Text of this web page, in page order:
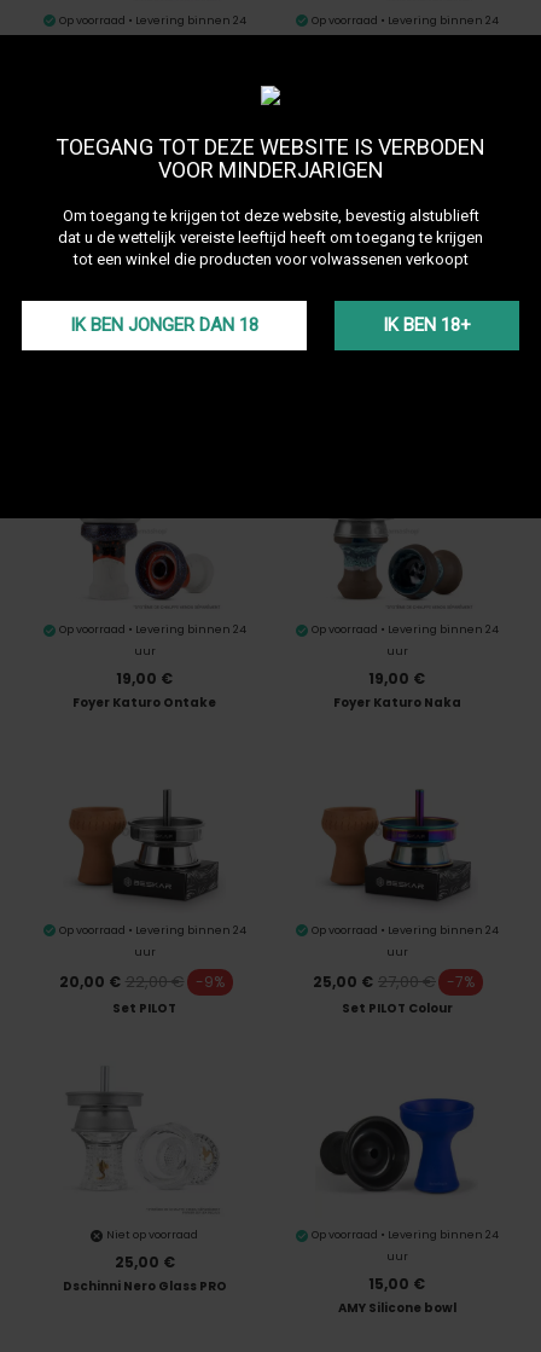
TOEGANG TOT DEZE WEBSITE IS VERBODEN
VOOR MINDERJARIGEN
Om toegang te krijgen tot deze website, bevestig alstublieft
dat u de wettelijk vereiste leeftijd heeft om toegang te krijgen
tot een winkel die producten voor volwassenen verkoopt
IK BEN JONGER DAN 18 IK BEN 18+
Op voorraad • Levering binnen 24
Op voorraad • Levering binnen 24
Op voorraad • Levering binnen 24
Op voorraad • Levering binnen 24
Op voorraad • Levering binnen 24
uur
19,00 €
Foyer Katuro Ontake
Op voorraad • Levering binnen 24
uur
19,00 €
Foyer Katuro Naka
Op voorraad • Levering binnen 24
uur
20,00 € 22,00 € -9%
Set PILOT
Op voorraad • Levering binnen 24
uur
25,00 € 27,00 € -7%
Set PILOT Colour
Niet op voorraad
25,00 €
Dschinni Nero Glass PRO
Op voorraad • Levering binnen 24
uur
15,00 €
AMY Silicone bowl